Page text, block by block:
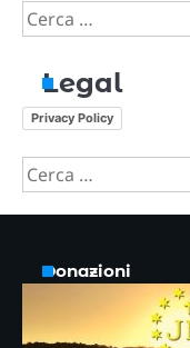
Ricerca
per:
Legal
Privacy Policy
Ricerca
per:
Donazioni